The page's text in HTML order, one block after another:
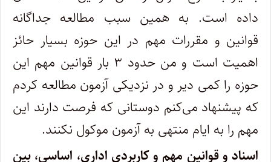
داده است. به همین سبب مطالعه جداگانه
قوانین و مقررات مهم در این حوزه بسیار حائز
اهمیت است و من حدود ۳ بار قوانین مهم این
حوزه را کمی دیر و در نزدیکی آزمون مطالعه کردم
که پیشنهاد می‌کنم دوستانی که فرصت دارند این
مهم را به ایام منتهی به آزمون موکول نکنند.
اسناد و قوانین مهم و کاربردی اداری، اساسی، بین